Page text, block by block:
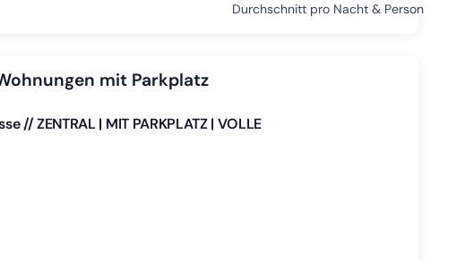
Durchschnitt pro Nacht & Person
mit Parkplatz
ZENTRAL | MIT PARKPLATZ | VOLLE